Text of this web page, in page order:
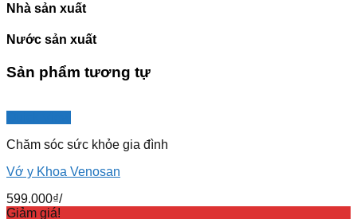
Nhà sản xuất
Nước sản xuất
Sản phẩm tương tự
Chăm sóc sức khỏe gia đình
Vớ y Khoa Venosan
599.000₫/
Giảm giá!